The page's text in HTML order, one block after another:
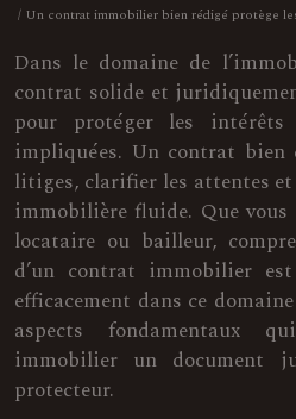
/ Un contrat immobilier bien rédigé protège
Dans le domaine de
contrat solide et
pour protéger les
impliquées. Un contrat bien
litiges, clarifier les attentes
immobilière fluide. Que vous
locataire ou bailleur,
d’un contrat immobilier
efficacement dans ce
aspects fondamentaux
immobilier un document
protecteur.